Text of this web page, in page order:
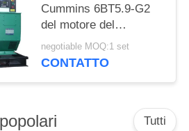
Cummins 6BT5.9-G2
del motore del
generatore di
rendimento elevato
negotiable MOQ:1 set
CONTATTO
Tutti